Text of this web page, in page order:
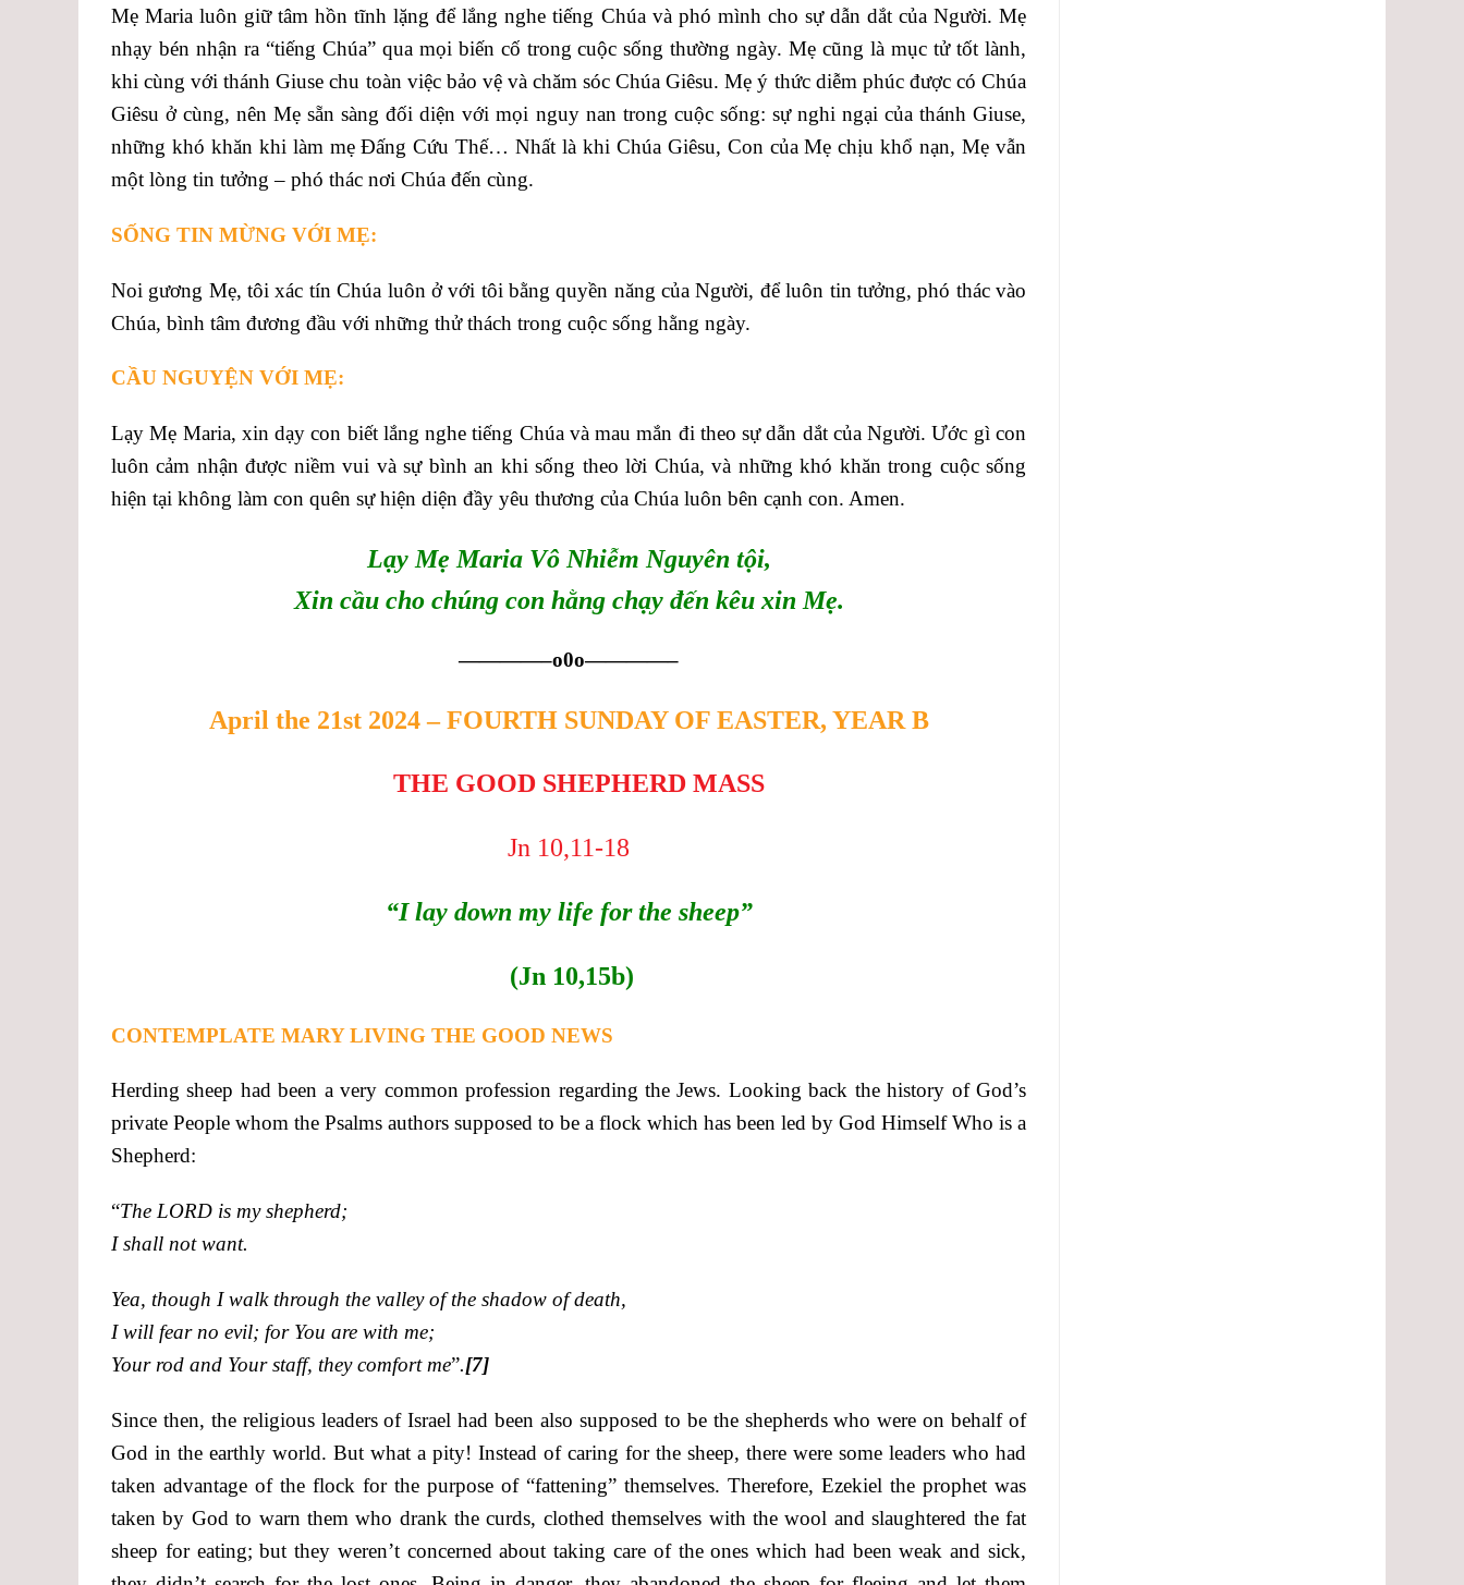
Mẹ Maria luôn giữ tâm hồn tĩnh lặng để lắng nghe tiếng Chúa và phó mình cho sự dẫn dắt của Người. Mẹ
nhạy bén nhận ra “tiếng Chúa” qua mọi biến cố trong cuộc sống thường ngày. Mẹ cũng là mục tử tốt lành,
khi cùng với thánh Giuse chu toàn việc bảo vệ và chăm sóc Chúa Giêsu. Mẹ ý thức diễm phúc được có Chúa
Giêsu ở cùng, nên Mẹ sẵn sàng đối diện với mọi nguy nan trong cuộc sống: sự nghi ngại của thánh Giuse,
những khó khăn khi làm mẹ Đấng Cứu Thế… Nhất là khi Chúa Giêsu, Con của Mẹ chịu khổ nạn, Mẹ vẫn
một lòng tin tưởng – phó thác nơi Chúa đến cùng.
SỐNG TIN MỪNG VỚI MẸ:
Noi gương Mẹ, tôi xác tín Chúa luôn ở với tôi bằng quyền năng của Người, để luôn tin tưởng, phó thác vào
Chúa, bình tâm đương đầu với những thử thách trong cuộc sống hằng ngày.
CẦU NGUYỆN VỚI MẸ:
Lạy Mẹ Maria, xin dạy con biết lắng nghe tiếng Chúa và mau mắn đi theo sự dẫn dắt của Người. Ước gì con
luôn cảm nhận được niềm vui và sự bình an khi sống theo lời Chúa, và những khó khăn trong cuộc sống
hiện tại không làm con quên sự hiện diện đầy yêu thương của Chúa luôn bên cạnh con. Amen.
Lạy Mẹ Maria Vô Nhiễm Nguyên tội,
Xin cầu cho chúng con hằng chạy đến kêu xin Mẹ.
————–o0o————–
April the 21st 2024 – FOURTH SUNDAY OF EASTER, YEAR B
THE GOOD SHEPHERD MASS
Jn 10,11-18
“I lay down my life for the sheep”
(Jn 10,15b)
CONTEMPLATE MARY LIVING THE GOOD NEWS
Herding sheep had been a very common profession regarding the Jews. Looking back the history of God’s
private People whom the Psalms authors supposed to be a flock which has been led by God Himself Who is a
Shepherd:
“The LORD is my shepherd;
I shall not want.
Yea, though I walk through the valley of the shadow of death,
I will fear no evil; for You are with me;
Your rod and Your staff, they comfort me”.[7]
Since then, the religious leaders of Israel had been also supposed to be the shepherds who were on behalf of
God in the earthly world. But what a pity! Instead of caring for the sheep, there were some leaders who had
taken advantage of the flock for the purpose of “fattening” themselves. Therefore, Ezekiel the prophet was
taken by God to warn them who drank the curds, clothed themselves with the wool and slaughtered the fat
sheep for eating; but they weren’t concerned about taking care of the ones which had been weak and sick,